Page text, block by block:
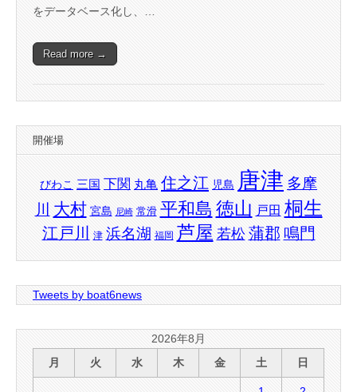
をデータベース化し、…
Read more →
開催場
びわこ 三国 下関 丸亀 住之江 児島 唐津 多摩
川
大村 宮島 尼崎 常滑 平和島 徳山 戸田 桐生
江戸川 津 浜名湖 福岡 芦屋 若松 蒲郡 鳴門
Tweets by boat6news
2026年8月
月
火 水 木 金 土 日